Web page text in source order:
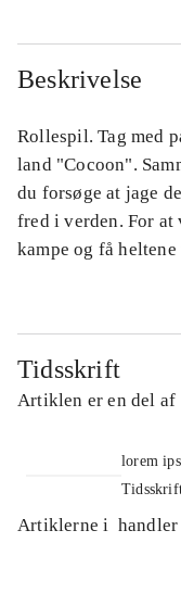
Beskrivelse
Rollespil. Tag med
land "Cocoon".
du forsøge at jage
fred i verden. For at
kampe og få
Tidsskrift
Artiklen er en del af
lorem
Artiklerne i